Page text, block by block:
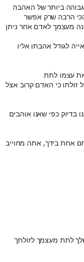
ביותר של האהבה
הרבה שרק אפשר
תיחשב 100% אם כן, נתינה מעצמך לאדם אחר ניתן
לגודל אהבתו אליו
עצמו לתת
זולתו כי האדם קרוב אצל
בדיוק כפי שאנו אוהבים
אחת בידך, אתה מחוייב
לתת מעצמך לזולתך